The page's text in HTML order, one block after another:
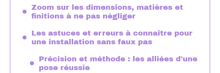
Zoom sur les dimensions, matières et
finitions à ne pas négliger
Les astuces et erreurs à connaître pour
une installation sans faux pas
Précision et méthode : les alliées d’une
pose réussie